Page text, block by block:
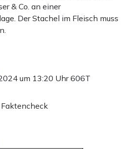
& Co. an einer
Der Stachel im Fleisch muss
um 13:20 Uhr606T